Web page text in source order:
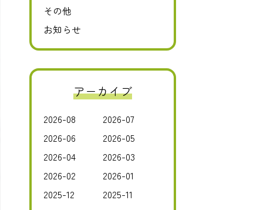
その他
お知らせ
アーカイブ
2026-08
2026-07
2026-06
2026-05
2026-04
2026-03
2026-02
2026-01
2025-12
2025-11